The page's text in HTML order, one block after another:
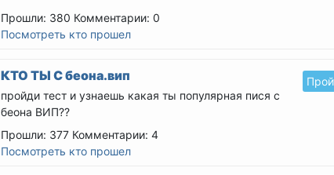
Прошли: 380 Комментарии: 0
Посмотреть кто прошел
КТО ТЫ С беона.вип
пройди тест и узнаешь какая ты популярная пися с
беона ВИП??
Прошли: 377 Комментарии: 4
Посмотреть кто прошел